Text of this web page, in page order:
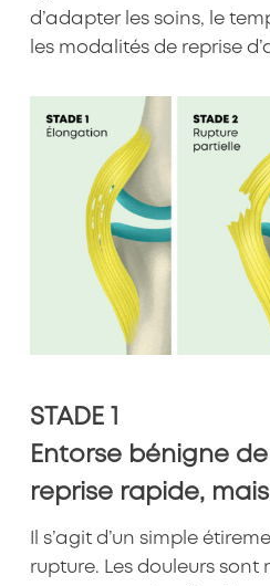
d’adapter les soins, le
les modalités de reprise
STADE 1
Entorse bénigne
reprise rapide,
Il s’agit d’un simple
rupture. Les douleurs sont